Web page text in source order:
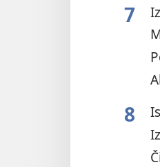
7
8